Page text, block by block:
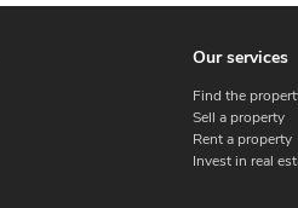
Our services
Find the
Sell a property
Rent a property
Invest in real